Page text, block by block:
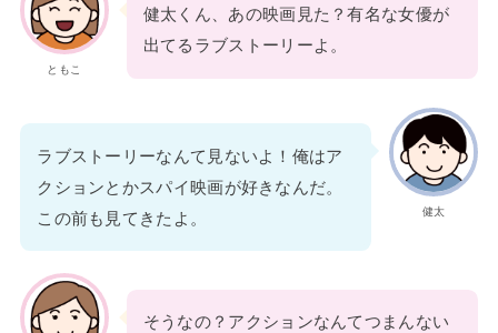
ともこ
健太くん、あの映画見た？有名な女優が
出てるラブストーリーよ。
健太
ラブストーリーなんて見ないよ！俺はア
クションとかスパイ映画が好きなんだ。
この前も見てきたよ。
そうなの？アクションなんてつまんない